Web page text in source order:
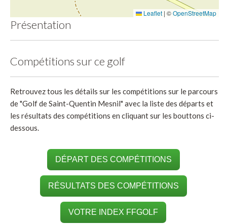
Leaflet | ©OpenStreetMap
Présentation
Compétitions sur ce golf
Retrouvez tous les détails sur les compétitions sur le parcours
de "Golf de Saint-Quentin Mesnil" avec la liste des départs et
les résultats des compétitions en cliquant sur les bouttons ci-
dessous.
DÉPART DES COMPÉTITIONS
RÉSULTATS DES COMPÉTITIONS
VOTRE INDEX FFGOLF